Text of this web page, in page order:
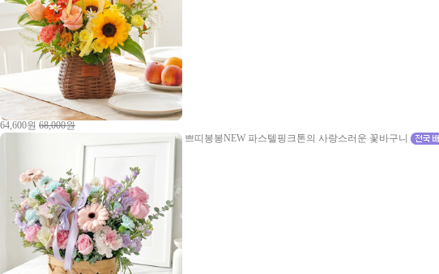
64,600원 68,000원
쁘띠봉봉NEW 파스텔핑크톤의 사랑스러운 꽃바구니